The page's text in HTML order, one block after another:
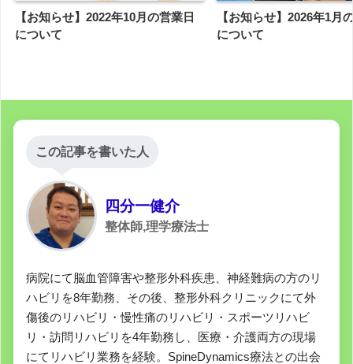
【お知らせ】2022年10月の営業日
について
【お知らせ】2026年1月
について
この記事を書いた人
四分一健介
整体師,理学療法士
病院にて脳血管障害や整形外科疾患、神経難病の方のリ
ハビリを8年勤務、その後、整形外科クリニックにて外
傷後のリハビリ・慢性痛のリハビリ・スポーツリハビ
リ・訪問リハビリを4年勤務し、医療・介護両方の現場
にてリハビリ業務を経験。SpineDynamics療法との出会